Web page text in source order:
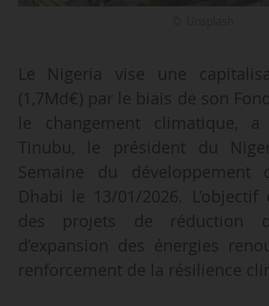
Le Nigeria vise une
(1,7Md€) par le biais de son
le changement climatique, a
Tinubu, le président du
Semaine du développement
Dhabi le 13/01/2026.
des projets de réduction
d’expansion des énergies
renforcement de la résilience